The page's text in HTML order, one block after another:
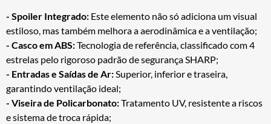
- Spoiler Integrado: Este elemento não só adiciona um visual
estiloso, mas também melhora a aerodinâmica e a ventilação;
- Casco em ABS:Tecnologia de referência, classificado com 4
estrelas pelo rigoroso padrão de segurança SHARP;
- Entradas e Saídas de Ar:Superior, inferior e traseira,
garantindo ventilação ideal;
- Viseira de Policarbonato:Tratamento UV, resistente a riscos
e sistema de troca rápida;